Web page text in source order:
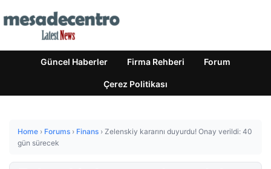
Güncel Haberler Firma Rehberi Forum
Çerez Politikası
Home › Forums › Finans › Zelenskiy kararını duyurdu! Onay verildi: 40
gün sürecek